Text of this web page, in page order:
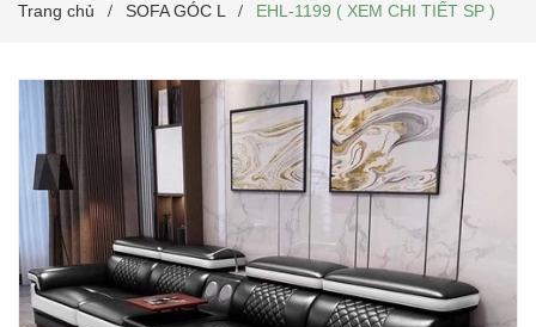
Trang chủ / SOFA GÓC L / EHL-1199 ( XEM CHI TIẾT SP )